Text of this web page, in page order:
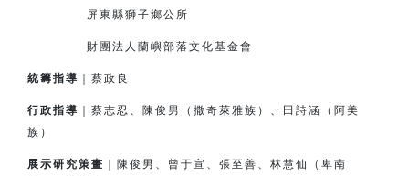
屏東縣獅子鄉公所
財團法人蘭嶼部落文化基金會
統籌指導 ｜蔡政良
行政指導
｜蔡志忍、陳俊男（撒奇萊雅族）、田詩涵（阿美
族）
展示研究策畫
｜陳俊男、曾于宣、張至善、林慧仙（卑南